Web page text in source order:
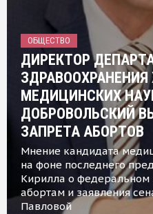
ОБЩЕСТВО
ДИРЕКТОР
МЕДИЦИНСКИХ
ДОБРОВОЛЬСКИЙ
ЗАПРЕТА АБОРТОВ
Мнение кандидата
на фоне последнего
Кирилла о федеральном
абортам и заявления
Павловой